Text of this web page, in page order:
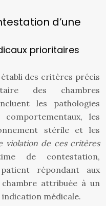
d’une
prioritaires
des critères précis
des chambres
les pathologies
les
stérile et les
violation de ces critères
de contestation,
répondant aux
attribuée à un
médicale.